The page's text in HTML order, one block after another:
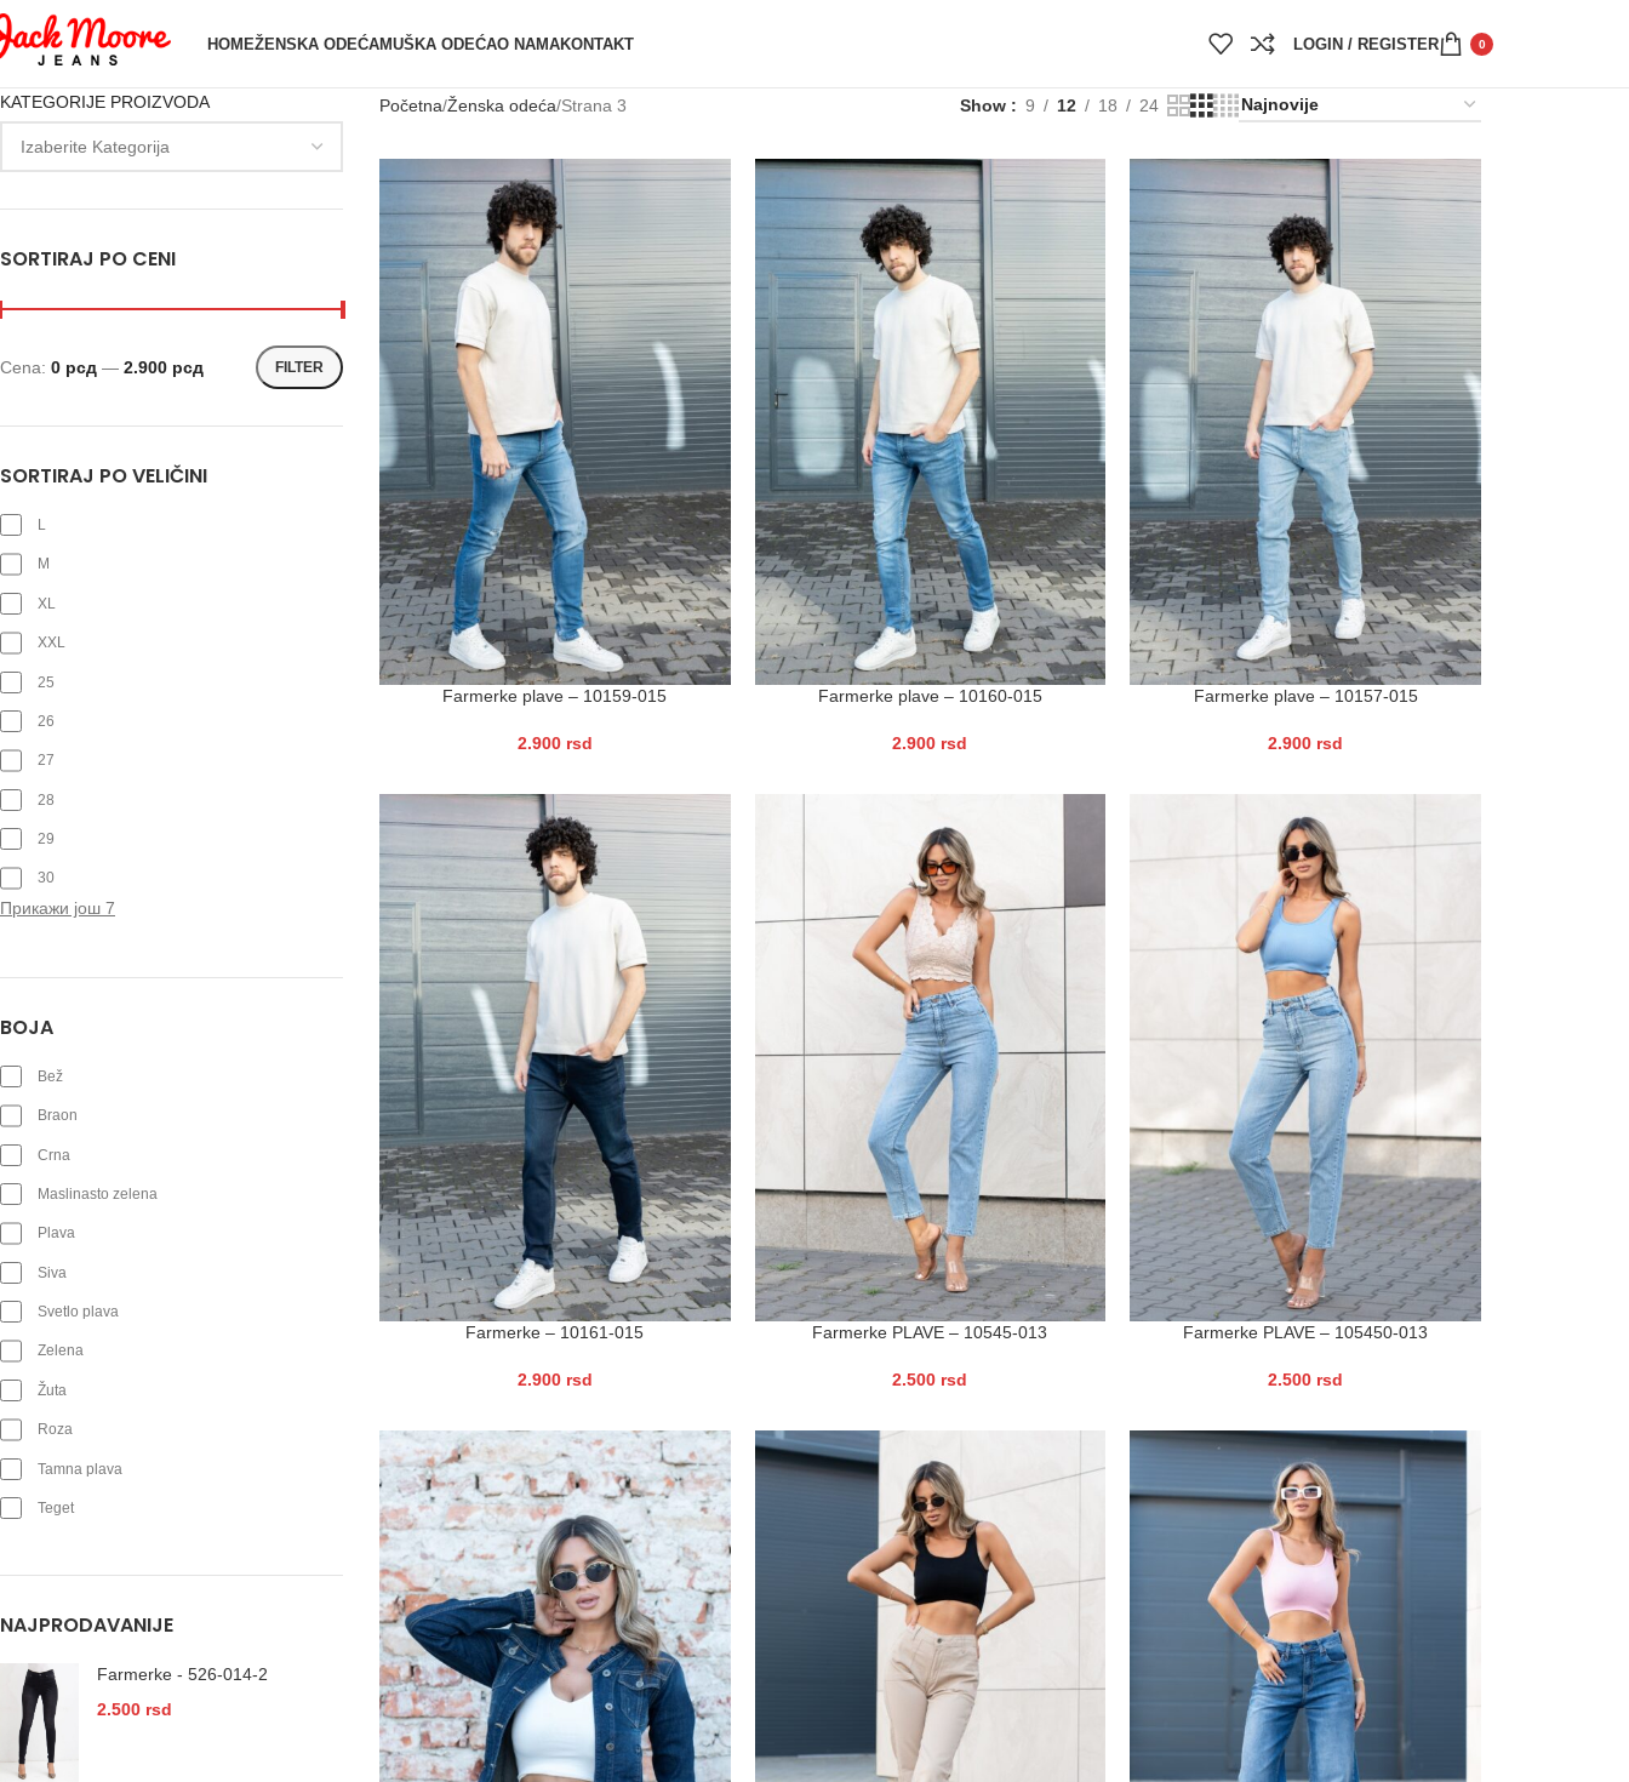
HOMEŽENSKA ODEĆAMUŠKA ODEĆAO NAMAKONTAKT LOGIN / REGISTER 0
KATEGORIJE PROIZVODA
SORTIRAJ PO CENI
FILTER
Cena: 0 рсд — 2.900 рсд
SORTIRAJ PO VELIČINI
L
M
XL
XXL
25
26
27
28
29
30
Прикажи још 7
BOJA
Bež
Braon
Crna
Maslinasto zelena
Plava
Siva
Svetlo plava
Zelena
Žuta
Roza
Tamna plava
Teget
NAJPRODAVANIJE
Farmerke - 526-014-2
2.500 rsd
Početna Ženska odeća Strana 3 Show 9 12 18 24
Farmerke plave – 10159-015
2.900 rsd
Farmerke plave – 10160-015
2.900 rsd
Farmerke plave – 10157-015
2.900 rsd
Farmerke – 10161-015
2.900 rsd
Farmerke PLAVE – 10545-013
2.500 rsd
Farmerke PLAVE – 105450-013
2.500 rsd